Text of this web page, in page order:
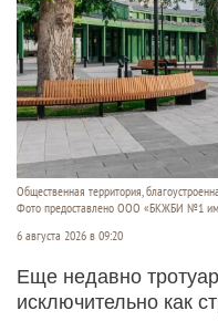
Общественная территория,
Фото предоставлено ООО «БКЖБИ №1
6 августа 2026 в 09:20
Еще недавно
исключительно как